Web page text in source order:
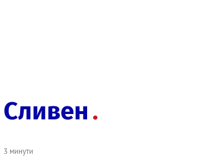
Сливен
3 минути